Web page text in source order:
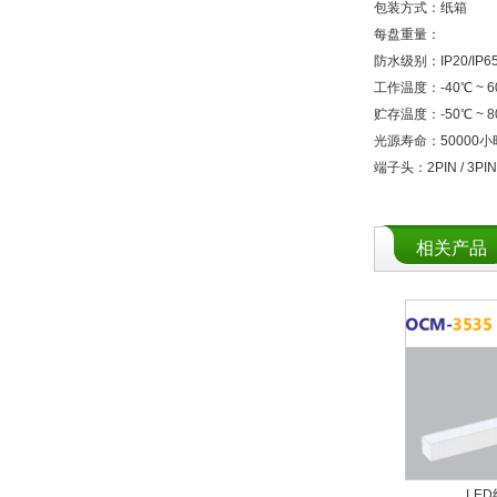
包装方式：纸箱
每盘重量：
防水级别：IP20/
工作温度：-40℃ ~
贮存温度：-50℃ ~
光源寿命：50000小
端子头：2PIN /
相关产品